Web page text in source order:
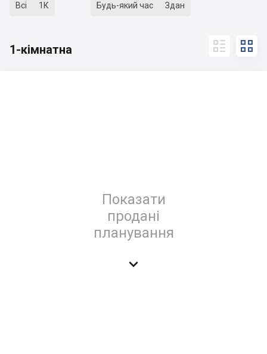
Всі 1К Будь-який час Здан
1-кімнатна  
Показати
продані
планування
